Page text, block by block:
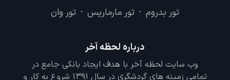
تور بدروم - تور مارماریس - تور وان
درباره لحظه آخر
وب سایت لحظه آخر با هدف ایجاد بانکی جامع در
تمامی زمینه های گردشگری در سال 1391 شروع به کار و